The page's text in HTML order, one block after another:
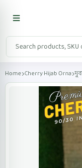
Home Cherry Hijab Orna